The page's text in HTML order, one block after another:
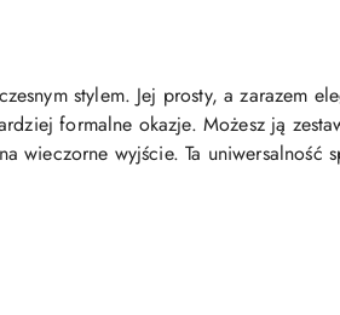
stylem. Jej prosty, a zarazem
formalne okazje. Możesz ją
wyjście. Ta uniwersalność